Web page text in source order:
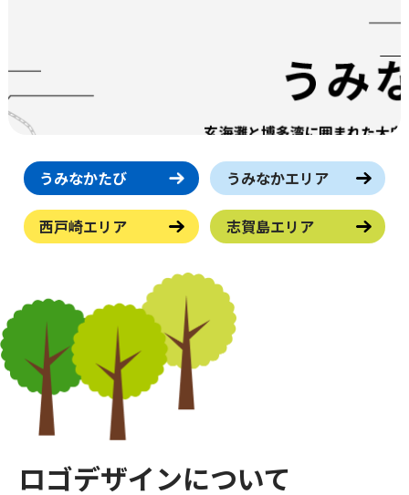
うみなかたび うみなかエリア
西戸崎エリア 志賀島エリア
ロゴデザインについて